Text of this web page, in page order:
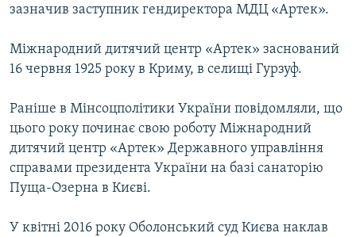
зазначив заступник гендиректора МДЦ «Артек».
Міжнародний дитячий центр «Артек» заснований
16 червня 1925 року в Криму, в селищі Гурзуф.
Раніше в Мінсоцполітики України повідомляли, що
цього року починає свою роботу Міжнародний
дитячий центр «Артек» Державного управління
справами президента України на базі санаторію
Пуща-Озерна в Києві.
У квітні 2016 року Оболонський суд Києва наклав